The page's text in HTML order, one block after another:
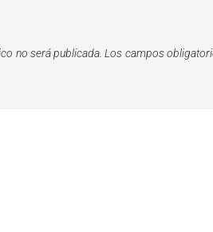
no será publicada. Los campos